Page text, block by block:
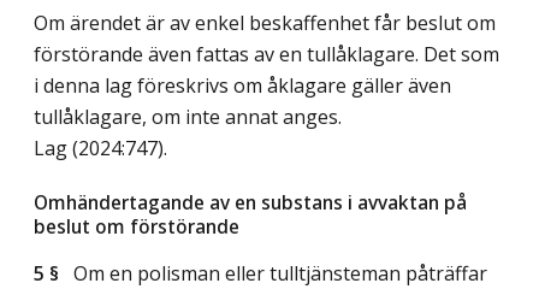
Om ärendet är av enkel beskaffenhet får beslut om
förstörande även fattas av en tullåklagare. Det som
i denna lag föreskrivs om åklagare gäller även
tullåklagare, om inte annat anges.
Lag (2024:747).
Omhändertagande av en substans i avvaktan på
beslut om förstörande
5 § Om en polisman eller tulltjänsteman påträffar